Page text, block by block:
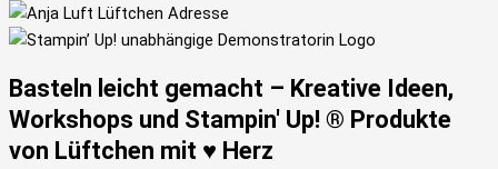
Basteln leicht gemacht – Kreative Ideen,
Workshops und Stampin' Up! ® Produkte
von Lüftchen mit ♥ Herz